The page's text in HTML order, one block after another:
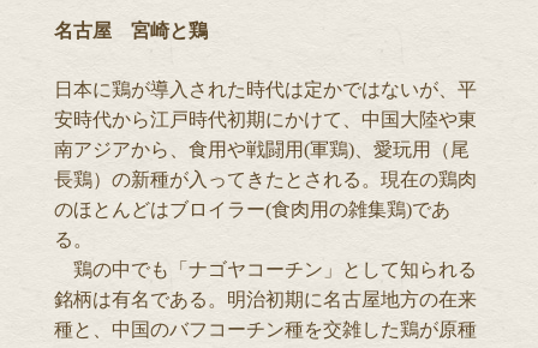
名古屋 宮崎と鶏
日本に鶏が導入された時代は定かではないが、平
安時代から江戸時代初期にかけて、中国大陸や東
南アジアから、食用や戦闘用(軍鶏)、愛玩用（尾
長鶏）の新種が入ってきたとされる。現在の鶏肉
のほとんどはブロイラー(食肉用の雑集鶏)であ
る。
鶏の中でも「ナゴヤコーチン」として知られる
銘柄は有名である。明治初期に名古屋地方の在来
種と、中国のバフコーチン種を交雑した鶏が原種